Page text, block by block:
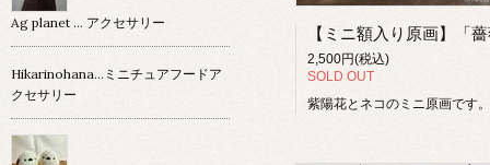
2,500円(税込)
SOLD OUT
紫陽花とネコのミニ原画です。
Ag planet … アクセサリー
Hikarinohana…ミニチュアフードア
クセサリー